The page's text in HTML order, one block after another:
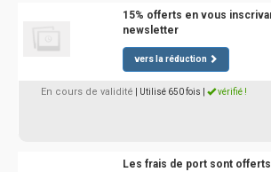
15% offerts en vous
newsletter
vers la réduction
En cours de validité | Utilisé 650 fois vérifié !
Les frais de port sont offerts